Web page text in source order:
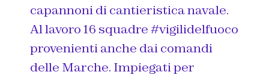
capannoni di cantieristica navale.
Al lavoro 16 squadre#vigilidelfuoco
provenienti anche dai comandi
delle Marche. Impiegati per